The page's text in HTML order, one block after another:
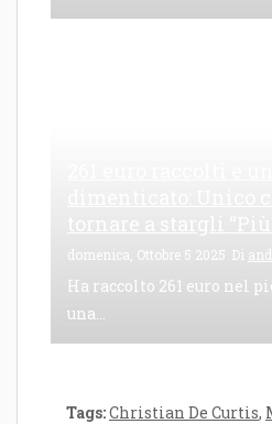
domenica, Ottobre 5 2025 Di
Ha raccolto 261 euro nel
una...
Tags:Christian De Curtis,